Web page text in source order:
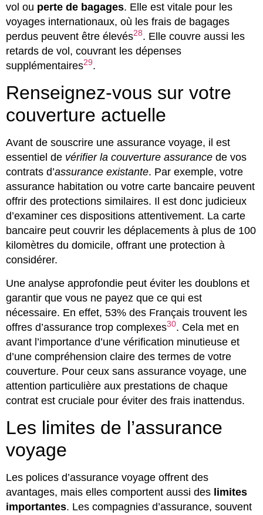
vol ou perte de bagages. Elle est vitale pour les
voyages internationaux, où les frais de bagages
perdus peuvent être élevés28. Elle couvre aussi les
retards de vol, couvrant les dépenses
supplémentaires29.
Renseignez-vous sur votre
couverture actuelle
Avant de souscrire une assurance voyage, il est
essentiel de vérifier la couverture assurance de vos
contrats d’assurance existante. Par exemple, votre
assurance habitation ou votre carte bancaire peuvent
offrir des protections similaires. Il est donc judicieux
d’examiner ces dispositions attentivement. La carte
bancaire peut couvrir les déplacements à plus de 100
kilomètres du domicile, offrant une protection à
considérer.
Une analyse approfondie peut éviter les doublons et
garantir que vous ne payez que ce qui est
nécessaire. En effet, 53% des Français trouvent les
offres d’assurance trop complexes30. Cela met en
avant l’importance d’une vérification minutieuse et
d’une compréhension claire des termes de votre
couverture. Pour ceux sans assurance voyage, une
attention particulière aux prestations de chaque
contrat est cruciale pour éviter des frais inattendus.
Les limites de l’assurance
voyage
Les polices d’assurance voyage offrent des
avantages, mais elles comportent aussi des limites
importantes. Les compagnies d’assurance, souvent